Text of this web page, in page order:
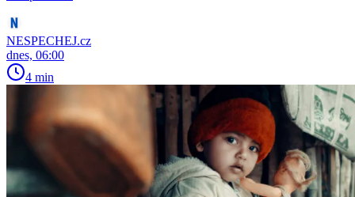
NESPECHEJ.cz
dnes, 06:00
4 min